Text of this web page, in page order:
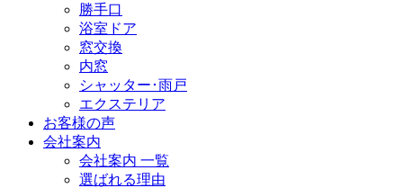
勝手口
浴室ドア
窓交換
内窓
シャッター･雨戸
エクステリア
お客様の声
会社案内
会社案内 一覧
選ばれる理由